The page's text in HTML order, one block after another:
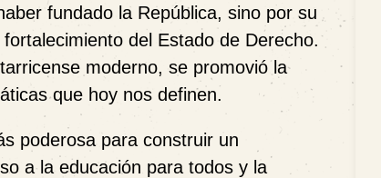
fundado la República, sino por su
del Estado de Derecho.
moderno, se promovió la
que hoy nos definen.
poderosa para construir un
a la educación para todos y la